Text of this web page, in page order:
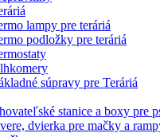
lampy pre teráriá
podložky pre teráriá
súpravy pre Teráriá
stanice a boxy pre
dvierka pre mačky a